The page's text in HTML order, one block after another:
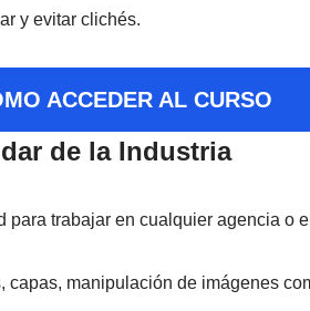
y evitar clichés.
ACCEDER AL CURSO
de la Industria
trabajar en cualquier agencia o
capas, manipulación de imágenes